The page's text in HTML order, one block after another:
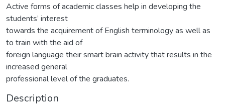
Active forms of academic classes help in developing the
students’ interest
towards the acquirement of English terminology as well as
to train with the aid of
foreign language their smart brain activity that results in the
increased general
professional level of the graduates.
Description